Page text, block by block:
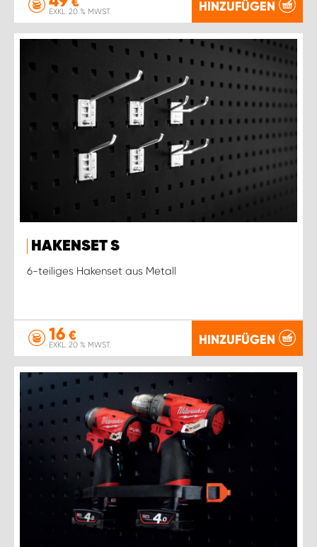
EXKL. 20 % MWST. HINZUFÜGEN
HAKENSET S
6-teiliges Hakenset aus Metall
16 €
EXKL. 20 % MWST. HINZUFÜGEN